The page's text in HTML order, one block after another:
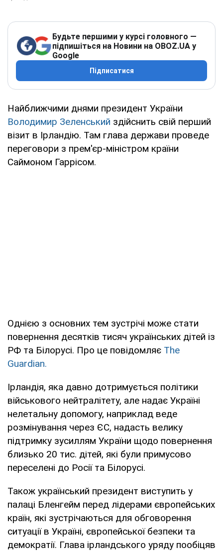
Будьте першими у курсі головного —
підпишіться на Новини на OBOZ.UA у
Google
Підписатися
Найближчими днями президент України
Володимир Зеленський здійснить свій перший
візит в Ірландію. Там глава держави проведе
переговори з прем'єр-міністром країни
Саймоном Гаррісом.
Однією з основних тем зустрічі може стати
повернення десятків тисяч українських дітей із
РФ та Білорусі. Про це повідомляє The
Guardian.
Ірландія, яка давно дотримується політики
військового нейтралітету, але надає Україні
нелетальну допомогу, наприклад веде
розмінування через ЄС, надасть велику
підтримку зусиллям України щодо повернення
близько 20 тис. дітей, які були примусово
переселені до Росії та Білорусі.
Також український президент виступить у
палаці Бленгейм перед лідерами європейських
країн, які зустрічаються для обговорення
ситуації в Україні, європейської безпеки та
демократії. Глава ірландського уряду пообіцяв